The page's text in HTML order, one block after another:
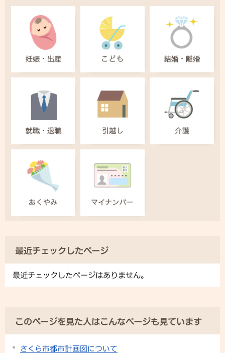
最近チェックしたページ
最近チェックしたページはありません。
このページを見た人はこんなページも見ています
さくら市都市計画図について